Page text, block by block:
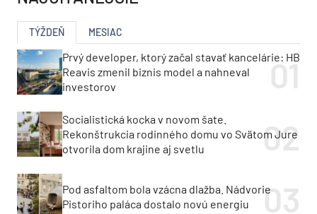
TÝŽDEŇ MESIAC
Prvý developer, ktorý začal stavať kancelárie: HB
Reavis zmenil biznis model a nahneval
investorov
Socialistická kocka v novom šate.
Rekonštrukcia rodinného domu vo Svätom Jure
otvorila dom krajine aj svetlu
Pod asfaltom bola vzácna dlažba. Nádvorie
Pistoriho paláca dostalo novú energiu